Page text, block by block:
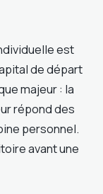
est
de départ
majeur : la
répond des
personnel.
avant une